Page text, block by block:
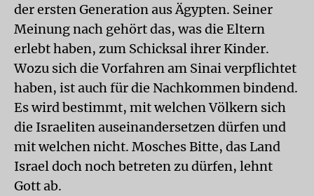
der ersten Generation aus Ägypten. Seiner
Meinung nach gehört das, was die Eltern
erlebt haben, zum Schicksal ihrer Kinder.
Wozu sich die Vorfahren am Sinai verpflichtet
haben, ist auch für die Nachkommen bindend.
Es wird bestimmt, mit welchen Völkern sich
die Israeliten auseinandersetzen dürfen und
mit welchen nicht. Mosches Bitte, das Land
Israel doch noch betreten zu dürfen, lehnt
Gott ab.